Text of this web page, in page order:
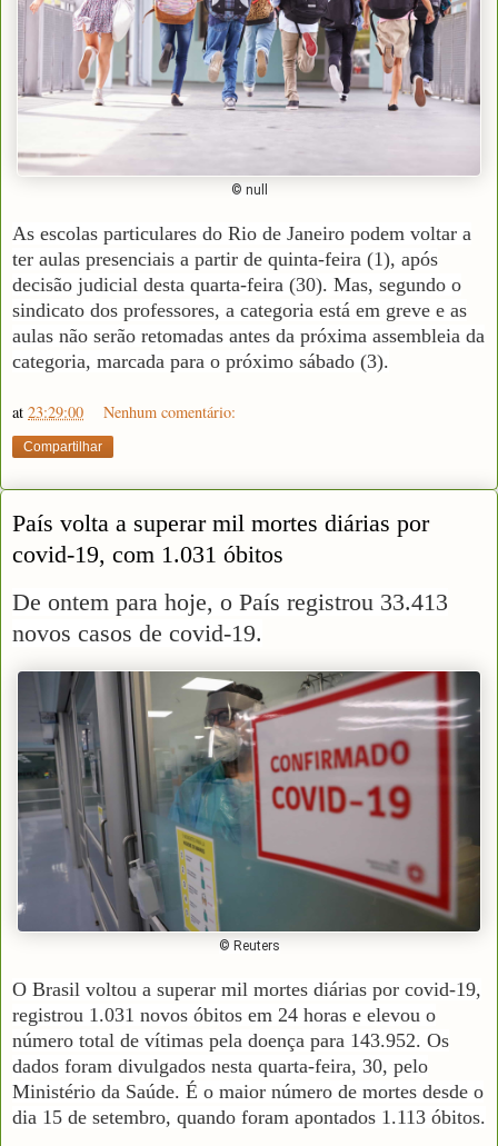
© null
As escolas particulares do Rio de Janeiro podem voltar a
ter aulas presenciais a partir de quinta-feira (1), após
decisão judicial desta quarta-feira (30). Mas, segundo o
sindicato dos professores, a categoria está em greve e as
aulas não serão retomadas antes da próxima assembleia da
categoria, marcada para o próximo sábado (3).
at 23:29:00 Nenhum comentário:
Compartilhar
País volta a superar mil mortes diárias por
covid-19, com 1.031 óbitos
De ontem para hoje, o País registrou 33.413
novos casos de covid-19.
© Reuters
O Brasil voltou a superar mil mortes diárias por covid-19,
registrou 1.031 novos óbitos em 24 horas e elevou o
número total de vítimas pela doença para 143.952. Os
dados foram divulgados nesta quarta-feira, 30, pelo
Ministério da Saúde. É o maior número de mortes desde o
dia 15 de setembro, quando foram apontados 1.113 óbitos.